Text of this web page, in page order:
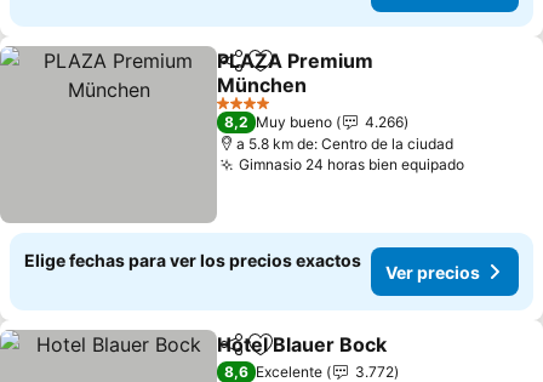
CompartirAgregar a favoritos
PLAZA Premium
München
Ver precios
4 Estrellas
8,2 Muy bueno
4.266
a 5.8 km de: Centro de la ciudad
Gimnasio 24 horas bien equipadoVer
Elige fechas para ver los precios exactos
Ver precios
CompartirAgregar a favoritos
Hotel Blauer Bock
8,6 Excelente
3.772